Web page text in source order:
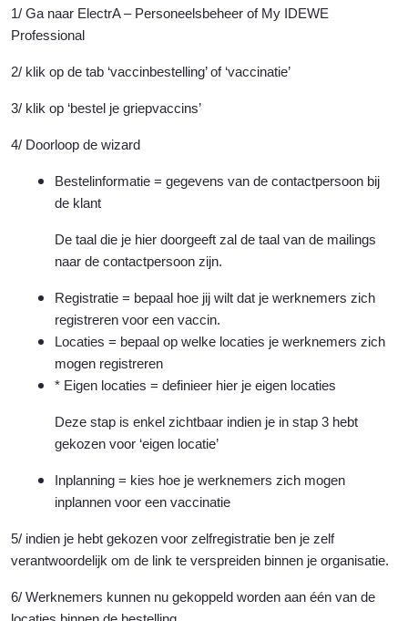
1/ Ga naar ElectrA – Personeelsbeheer of My IDEWE
Professional
2/ klik op de tab ‘vaccinbestelling’ of ‘vaccinatie’
3/ klik op ‘bestel je griepvaccins’
4/ Doorloop de wizard
Bestelinformatie = gegevens van de contactpersoon bij
de klant
De taal die je hier doorgeeft zal de taal van de mailings
naar de contactpersoon zijn.
Registratie = bepaal hoe jij wilt dat je werknemers zich
registreren voor een vaccin.
Locaties = bepaal op welke locaties je werknemers zich
mogen registreren
* Eigen locaties = definieer hier je eigen locaties
Deze stap is enkel zichtbaar indien je in stap 3 hebt
gekozen voor ‘eigen locatie’
Inplanning = kies hoe je werknemers zich mogen
inplannen voor een vaccinatie
5/ indien je hebt gekozen voor zelfregistratie ben je zelf
verantwoordelijk om de link te verspreiden binnen je organisatie.
6/ Werknemers kunnen nu gekoppeld worden aan één van de